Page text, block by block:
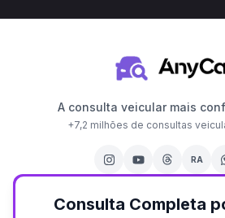
A consulta veicular mais
+7,2 milhões de consultas
RA
Consulta Completa